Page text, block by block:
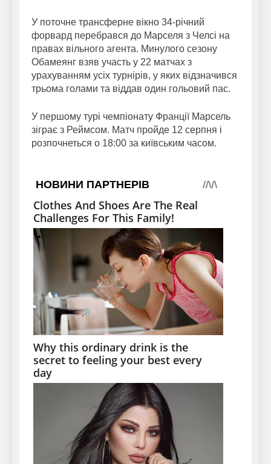
У поточне трансферне вікно 34-річний
форвард перебрався до Марселя з Челсі на
правах вільного агента. Минулого сезону
Обамеянг взяв участь у 22 матчах з
урахуванням усіх турнірів, у яких відзначився
трьома голами та віддав один гольовий пас.
У першому турі чемпіонату Франції Марсель
зіграє з Реймсом. Матч пройде 12 серпня і
розпочнеться о 18:00 за київським часом.